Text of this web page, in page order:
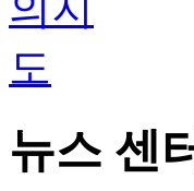
뉴스 센